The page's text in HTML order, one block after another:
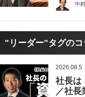
中
"リーダー"タグのコ
2026.08.5
社長は
／社長